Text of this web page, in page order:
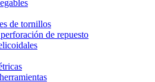
de tornillos
de repuesto